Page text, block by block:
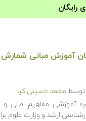
رایگان
آموزش مبانی
توسط محمد حسینی کیا
آموزشی مفاهیم اصلی
ارشد و وزارت علوم